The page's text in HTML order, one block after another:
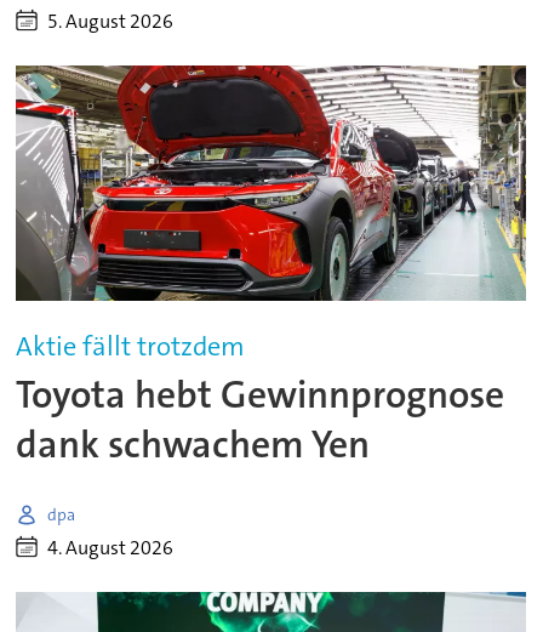
5. August 2026
Aktie fällt trotzdem
Toyota hebt Gewinnprognose
dank schwachem Yen
dpa
4. August 2026